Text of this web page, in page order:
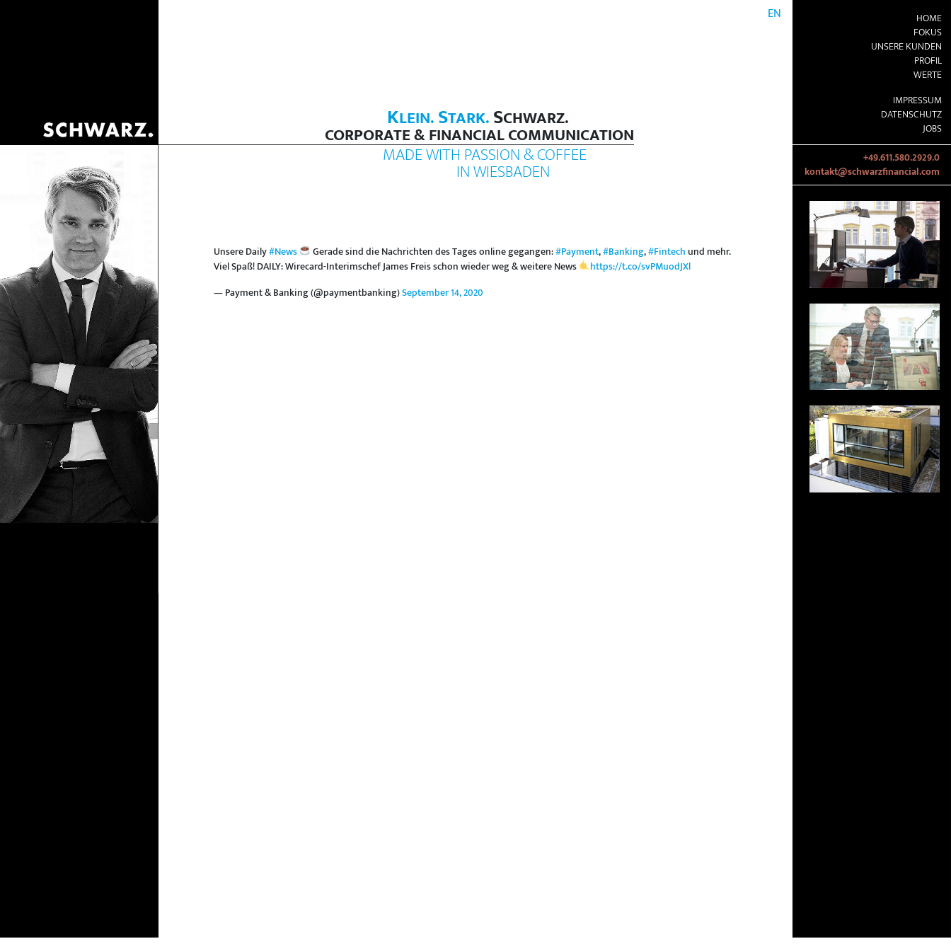
KLEIN.STARK.SCHWARZ.
CORPORATE & FINANCIAL COMMUNICATION
EN
HOME
FOKUS
UNSERE KUNDEN
PROFIL
WERTE
IMPRESSUM
DATENSCHUTZ
JOBS
MADE WITH PASSION & COFFEE
IN WIESBADEN
Unsere Daily#News Gerade sind die Nachrichten des Tages online gegangen:#Payment,#Banking,#Fintech und mehr.
Viel Spaß! DAILY: Wirecard-Interimschef James Freis schon wieder weg & weitere News
https://t.co/svPMuodJXl
— Payment & Banking (@paymentbanking)September 14, 2020
+49.611.580.2929.0
kontakt@schwarzfinancial.com